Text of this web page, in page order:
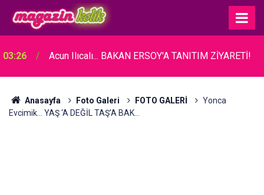
03:26 Acun Ilıcalı... BAKAN ERSOY'A TANITIM ZİYARETİ!
Anasayfa Foto Galeri FOTO GALERİ
Yonca
Evcimik... YAŞ ‘A DEĞİL TAŞ’A BAK…